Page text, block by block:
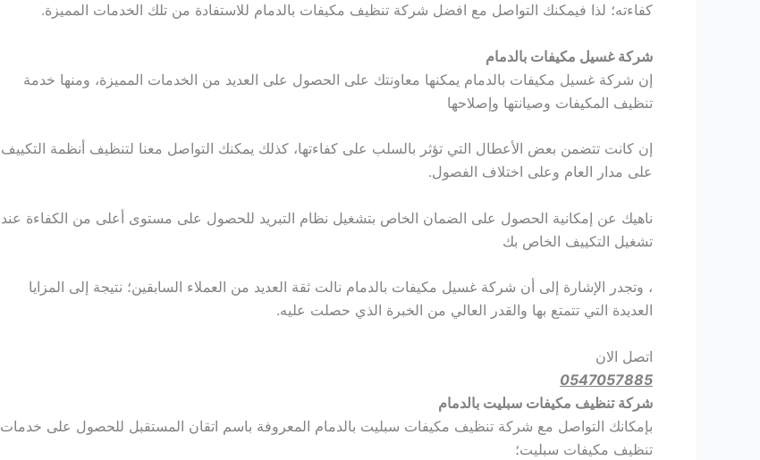
كفاءته؛ لذا فيمكنك التواصل مع افضل شركة تنظيف مكيفات بالدمام للاستفادة من تلك الخدمات المميزة.
شركة غسيل مكيفات بالدمام
إن شركة غسيل مكيفات بالدمام يمكنها معاونتك على الحصول على العديد من الخدمات المميزة، ومنها خدمة
تنظيف المكيفات وصيانتها وإصلاحها
إن كانت تتضمن بعض الأعطال التي تؤثر بالسلب على كفاءتها، كذلك يمكنك التواصل معنا لتنظيف أنظمة التكييف
على مدار العام وعلى اختلاف الفصول.
ناهيك عن إمكانية الحصول على الضمان الخاص بتشغيل نظام التبريد للحصول على مستوى أعلى من الكفاءة عند
تشغيل التكييف الخاص بك
، وتجدر الإشارة إلى أن شركة غسيل مكيفات بالدمام نالت ثقة العديد من العملاء السابقين؛ نتيجة إلى المزايا
العديدة التي تتمتع بها والقدر العالي من الخبرة الذي حصلت عليه.
اتصل الان
0547057885
شركة تنظيف مكيفات سبليت بالدمام
بإمكانك التواصل مع شركة تنظيف مكيفات سبليت بالدمام المعروفة باسم اتقان المستقبل للحصول على خدمات
تنظيف مكيفات سبليت؛